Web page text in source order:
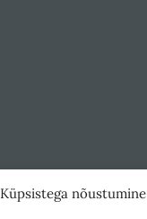
Küpsistega nõustumine